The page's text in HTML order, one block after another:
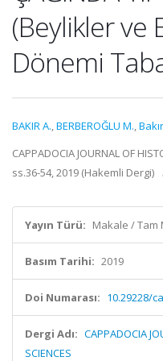
(Beylikler ve
Dönemi
BAKIR A.,BERBEROĞLU M.,
CAPPADOCIA JOURNAL OF
ss.36-54, 2019 (Hakemli Dergi)
Yayın Türü: Makale / Tam
Basım Tarihi: 2019
Doi Numarası: 10.29228/
Dergi Adı: CAPPADOCIA
SCIENCES